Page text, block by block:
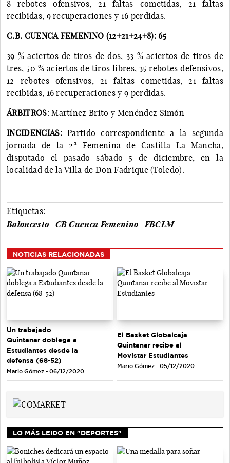
8 rebotes ofensivos, 21 faltas cometidas, 21 faltas
recibidas, 9 recuperaciones y 16 perdidas.
C.B. CUENCA FEMENINO (12+21+24+8): 65
39 % aciertos de tiros de dos, 33 % aciertos de tiros de
tres, 50 % aciertos de tiros libres, 35 rebotes defensivos,
12 rebotes ofensivos, 21 faltas cometidas, 21 faltas
recibidas, 16 recuperaciones y 9 perdidas.
ÁRBITROS: Martínez Brito y Menéndez Simón
INCIDENCIAS:Partido correspondiente a la segunda
jornada de la 2ª Femenina de Castilla La Mancha,
disputado el pasado sábado 5 de diciembre, en la
localidad de la Villa de Don Fadrique (Toledo).
Etiquetas:
Baloncesto
CB Cuenca Femenino FBCLM
NOTICIAS RELACIONADAS
Un trabajado
Quintanar doblega a
Estudiantes desde la
defensa (68-52)
Mario Gómez - 06/12/2020
El Basket Globalcaja
Quintanar recibe al
Movistar Estudiantes
Mario Gómez - 05/12/2020
LO MÁS LEIDO EN "DEPORTES"